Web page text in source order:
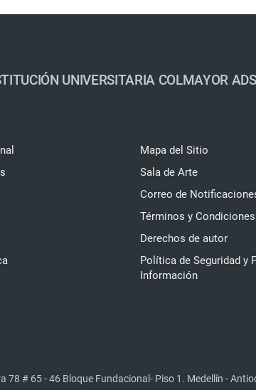
UNIVERSITARIA COLMAYOR
Mapa del Sitio
Sala de Arte
Correo de
Términos y Condiciones
Derechos de autor
Política de Seguridad y
Información
78 # 65 - 46 Bloque Fundacional- Piso 1. Medellín -